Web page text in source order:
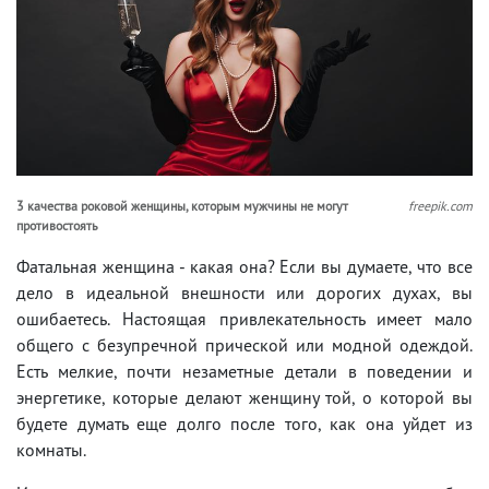
3 качества роковой женщины, которым мужчины не могут
противостоять
freepik.com
Фатальная женщина - какая она? Если вы думаете, что все
дело в идеальной внешности или дорогих духах, вы
ошибаетесь. Настоящая привлекательность имеет мало
общего с безупречной прической или модной одеждой.
Есть мелкие, почти незаметные детали в поведении и
энергетике, которые делают женщину той, о которой вы
будете думать еще долго после того, как она уйдет из
комнаты.